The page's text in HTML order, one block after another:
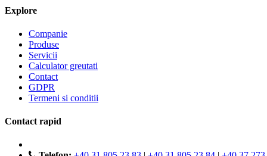
Explore
Companie
Produse
Servicii
Calculator greutati
Contact
GDPR
Termeni si conditii
Contact rapid